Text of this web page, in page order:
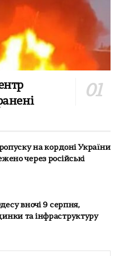
на кордоні України
через російські
вночі 9 серпня,
та інфраструктуру